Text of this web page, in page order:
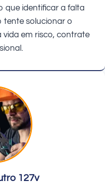
que identificar a falta
tente solucionar o
vida em risco, contrate
127v